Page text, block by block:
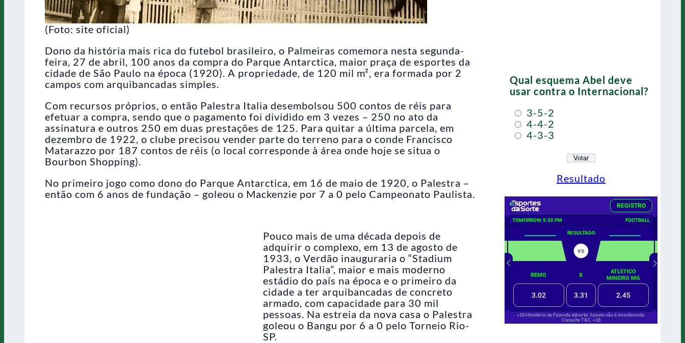
(Foto: site oficial)
Dono da história mais rica do futebol brasileiro, o Palmeiras comemora nesta segunda-
feira, 27 de abril, 100 anos da compra do Parque Antarctica, maior praça de esportes da
cidade de São Paulo na época (1920). A propriedade, de 120 mil m², era formada por 2
campos com arquibancadas simples.
Com recursos próprios, o então Palestra Italia desembolsou 500 contos de réis para
efetuar a compra, sendo que o pagamento foi dividido em 3 vezes – 250 no ato da
assinatura e outros 250 em duas prestações de 125. Para quitar a última parcela, em
dezembro de 1922, o clube precisou vender parte do terreno para o conde Francisco
Matarazzo por 187 contos de réis (o local corresponde à área onde hoje se situa o
Bourbon Shopping).
No primeiro jogo como dono do Parque Antarctica, em 16 de maio de 1920, o Palestra –
então com 6 anos de fundação – goleou o Mackenzie por 7 a 0 pelo Campeonato Paulista.
Pouco mais de uma década depois de
adquirir o complexo, em 13 de agosto de
1933, o Verdão inauguraria o “Stadium
Palestra Italia”, maior e mais moderno
estádio do país na época e o primeiro da
cidade a ter arquibancadas de concreto
armado, com capacidade para 30 mil
pessoas. Na estreia da nova casa o Palestra
goleou o Bangu por 6 a 0 pelo Torneio Rio-
SP.
Qual esquema Abel deve
usar contra o Internacional?
3-5-2
4-4-2
4-3-3
Resultado